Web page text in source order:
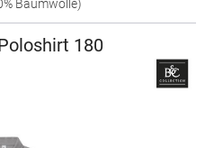
Baumwolle)
180